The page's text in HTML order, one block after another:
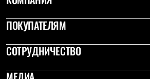
Комбинезоны
Брюки
Лёгкая одежда
Толстовки
Софтшелл одежда
ПОКУПАТЕЛЯМ
СОТРУДНИЧЕСТВО